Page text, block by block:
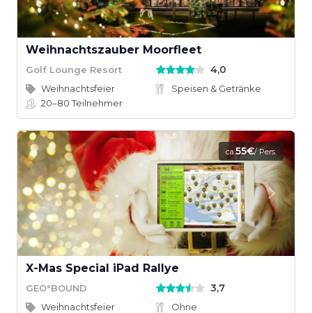
Weihnachtszauber Moorfleet
Golf Lounge Resort 4,0
Weihnachtsfeier
Speisen & Getränke
20–80Teilnehmer
ca.55€/ Pers.
X-Mas Special iPad Rallye
GEO°BOUND 3,7
Weihnachtsfeier
Ohne